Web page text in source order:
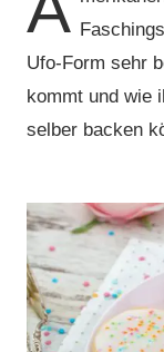
Ufo-Form sehr
kommt und wie
selber backen